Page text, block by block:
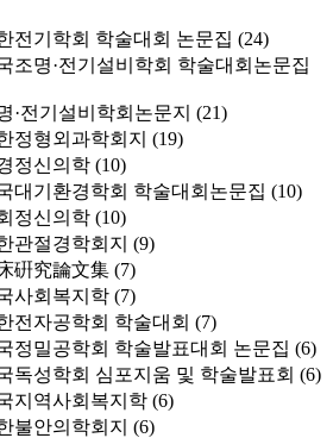
전기학회 학술대회 논문집 (24)
조명·전기설비학회 학술대회논문집
·전기설비학회논문지 (21)
정형외과학회지 (19)
정신의학 (10)
대기환경학회 학술대회논문집 (10)
정신의학 (10)
관절경학회지 (9)
硏究論文集 (7)
사회복지학 (7)
전자공학회 학술대회 (7)
정밀공학회 학술발표대회 논문집 (6)
독성학회 심포지움 및 학술발표회 (6)
지역사회복지학 (6)
불안의학회지 (6)